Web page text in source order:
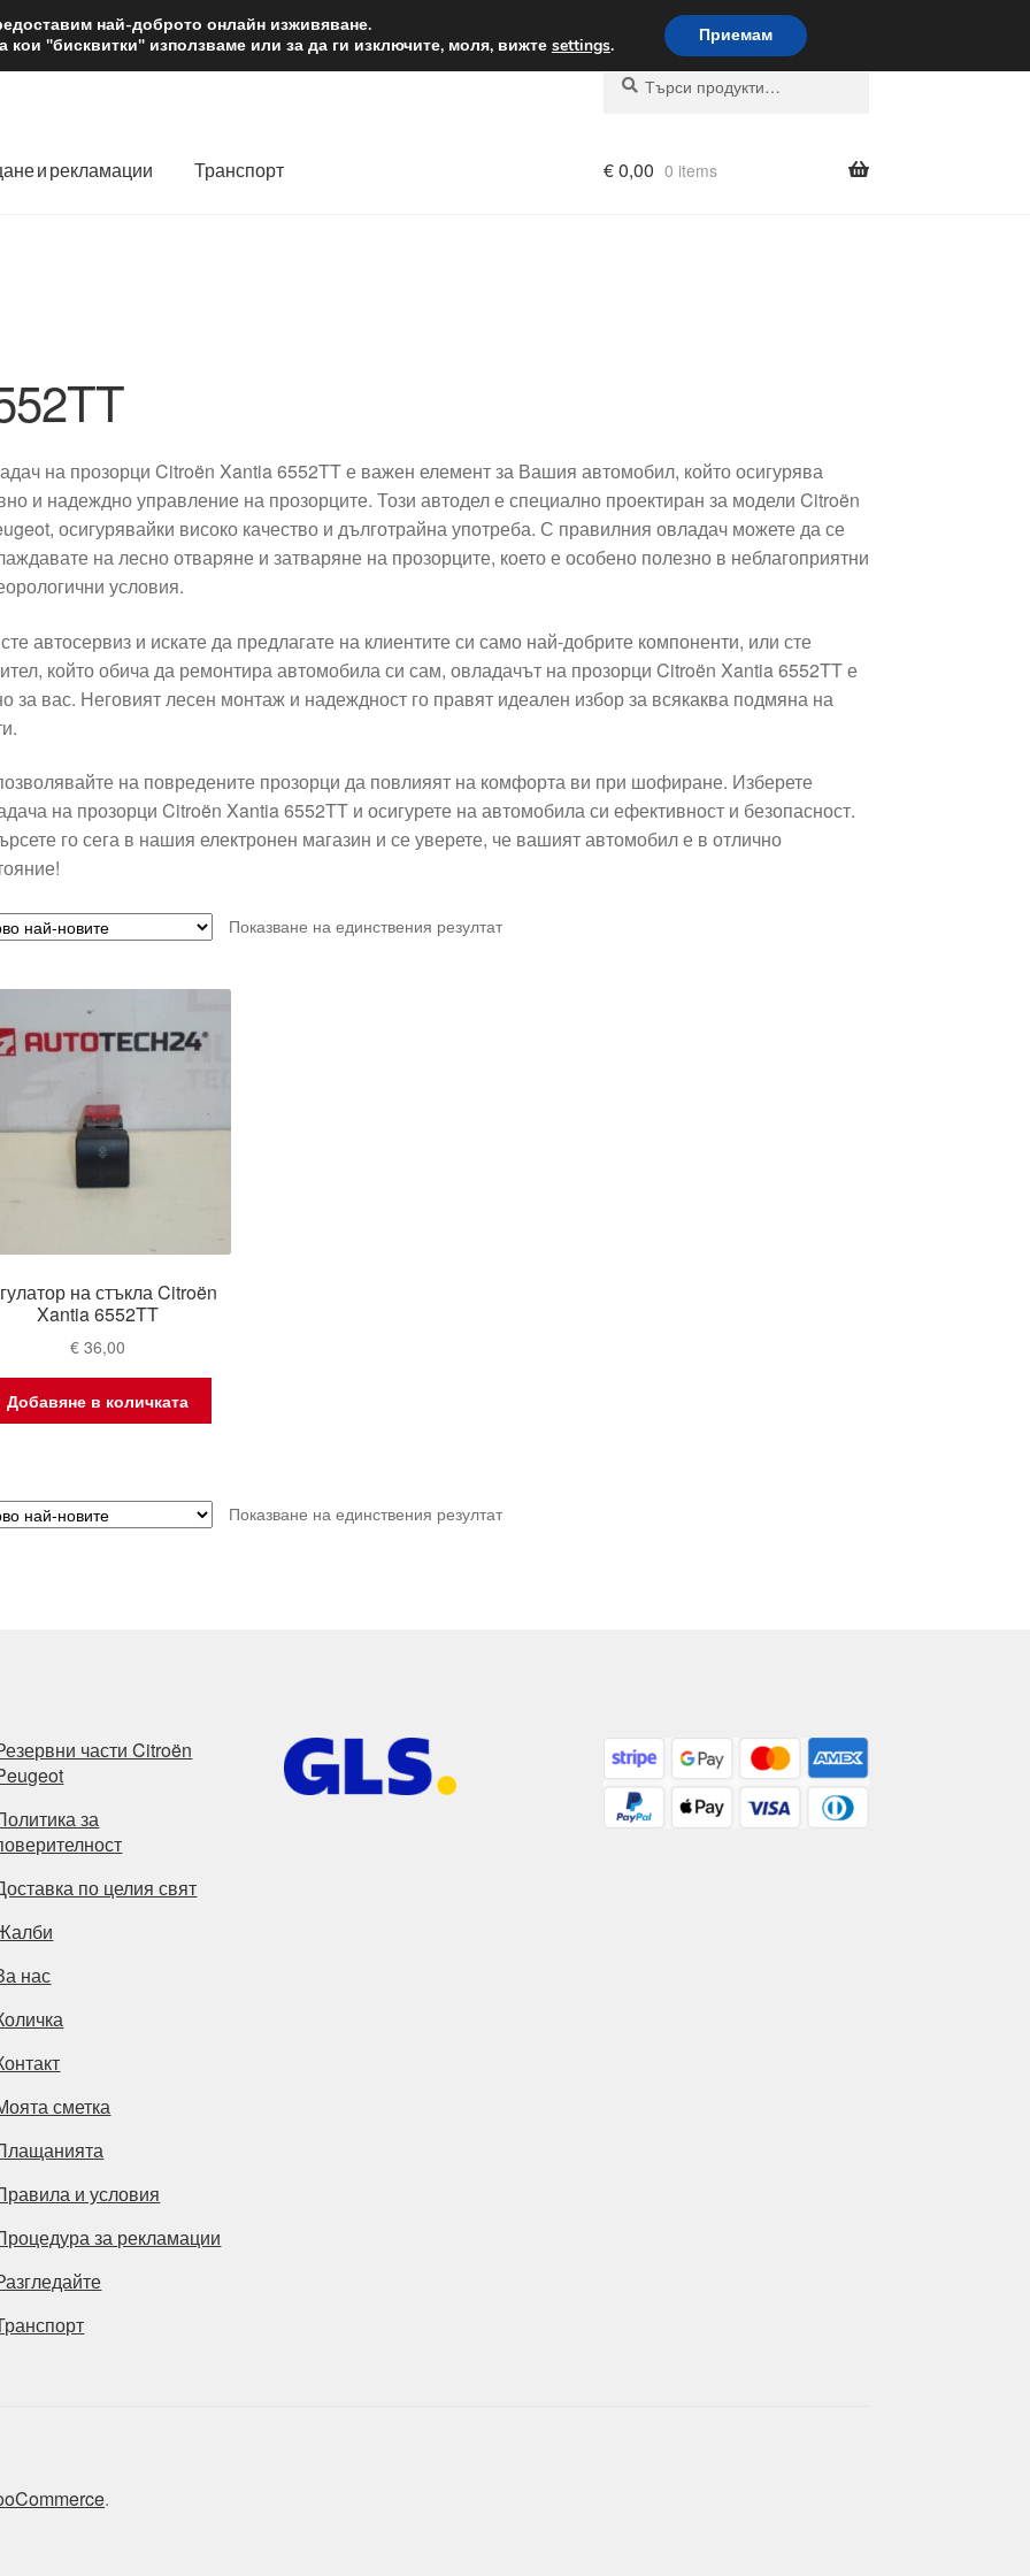
лв. Доставка по целия свят
Търсене
Търсене
и рекламации Транспорт €0,00 0 items
на прозорци Citroën Xantia 6552TT е важен елемент за Вашия автомобил, който осигурява
и надеждно управление на прозорците. Този автодел е специално проектиран за модели Citroën
осигурявайки високо качество и дълготрайна употреба. С правилния овладач можете да се
на лесно отваряне и затваряне на прозорците, което е особено полезно в неблагоприятни
условия.
автосервиз и искате да предлагате на клиентите си само най-добрите компоненти, или сте
който обича да ремонтира автомобила си сам, овладачът на прозорци Citroën Xantia 6552TT е
за вас. Неговият лесен монтаж и надеждност го правят идеален избор за всякаква подмяна на
на повредените прозорци да повлияят на комфорта ви при шофиране. Изберете
на прозорци Citroën Xantia 6552TT и осигурете на автомобила си ефективност и безопасност.
го сега в нашия електронен магазин и се уверете, че вашият автомобил е в отлично
Показване на единствения резултат
на стъкла Citroën
Xantia 6552TT
€ 36,00
Добавяне в количката
Показване на единствения резултат
части Citroën
за
по целия свят
нас
сметка
и условия
за рекламации
.
най-доброто онлайн изживяване.
"бисквитки" използваме или за да ги изключите, моля, вижте settings. Приемам